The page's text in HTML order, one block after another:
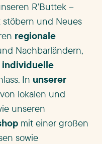
R’Buttek –
und Neues
regionale
Nachbarländern,
individuelle
In unserer
lokalen und
unseren
mit einer großen
sowie